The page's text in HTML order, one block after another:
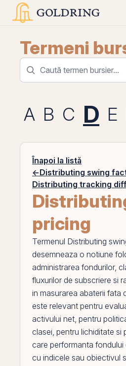
Termeni
A B C D E
Înapoi la listă
←Distributing swing
Distributing tracking
pricing
Termenul Distributing
desemneaza o notiune
administrarea fondurilor,
fluxurilor de subscriere si
in masurarea abaterii fata
este relevant pentru
activului net, pentru
clasei, pentru lichiditate si
care performanta
cu indicele sau obiectivul